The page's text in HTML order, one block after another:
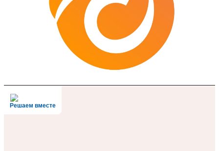
Решаем вместе